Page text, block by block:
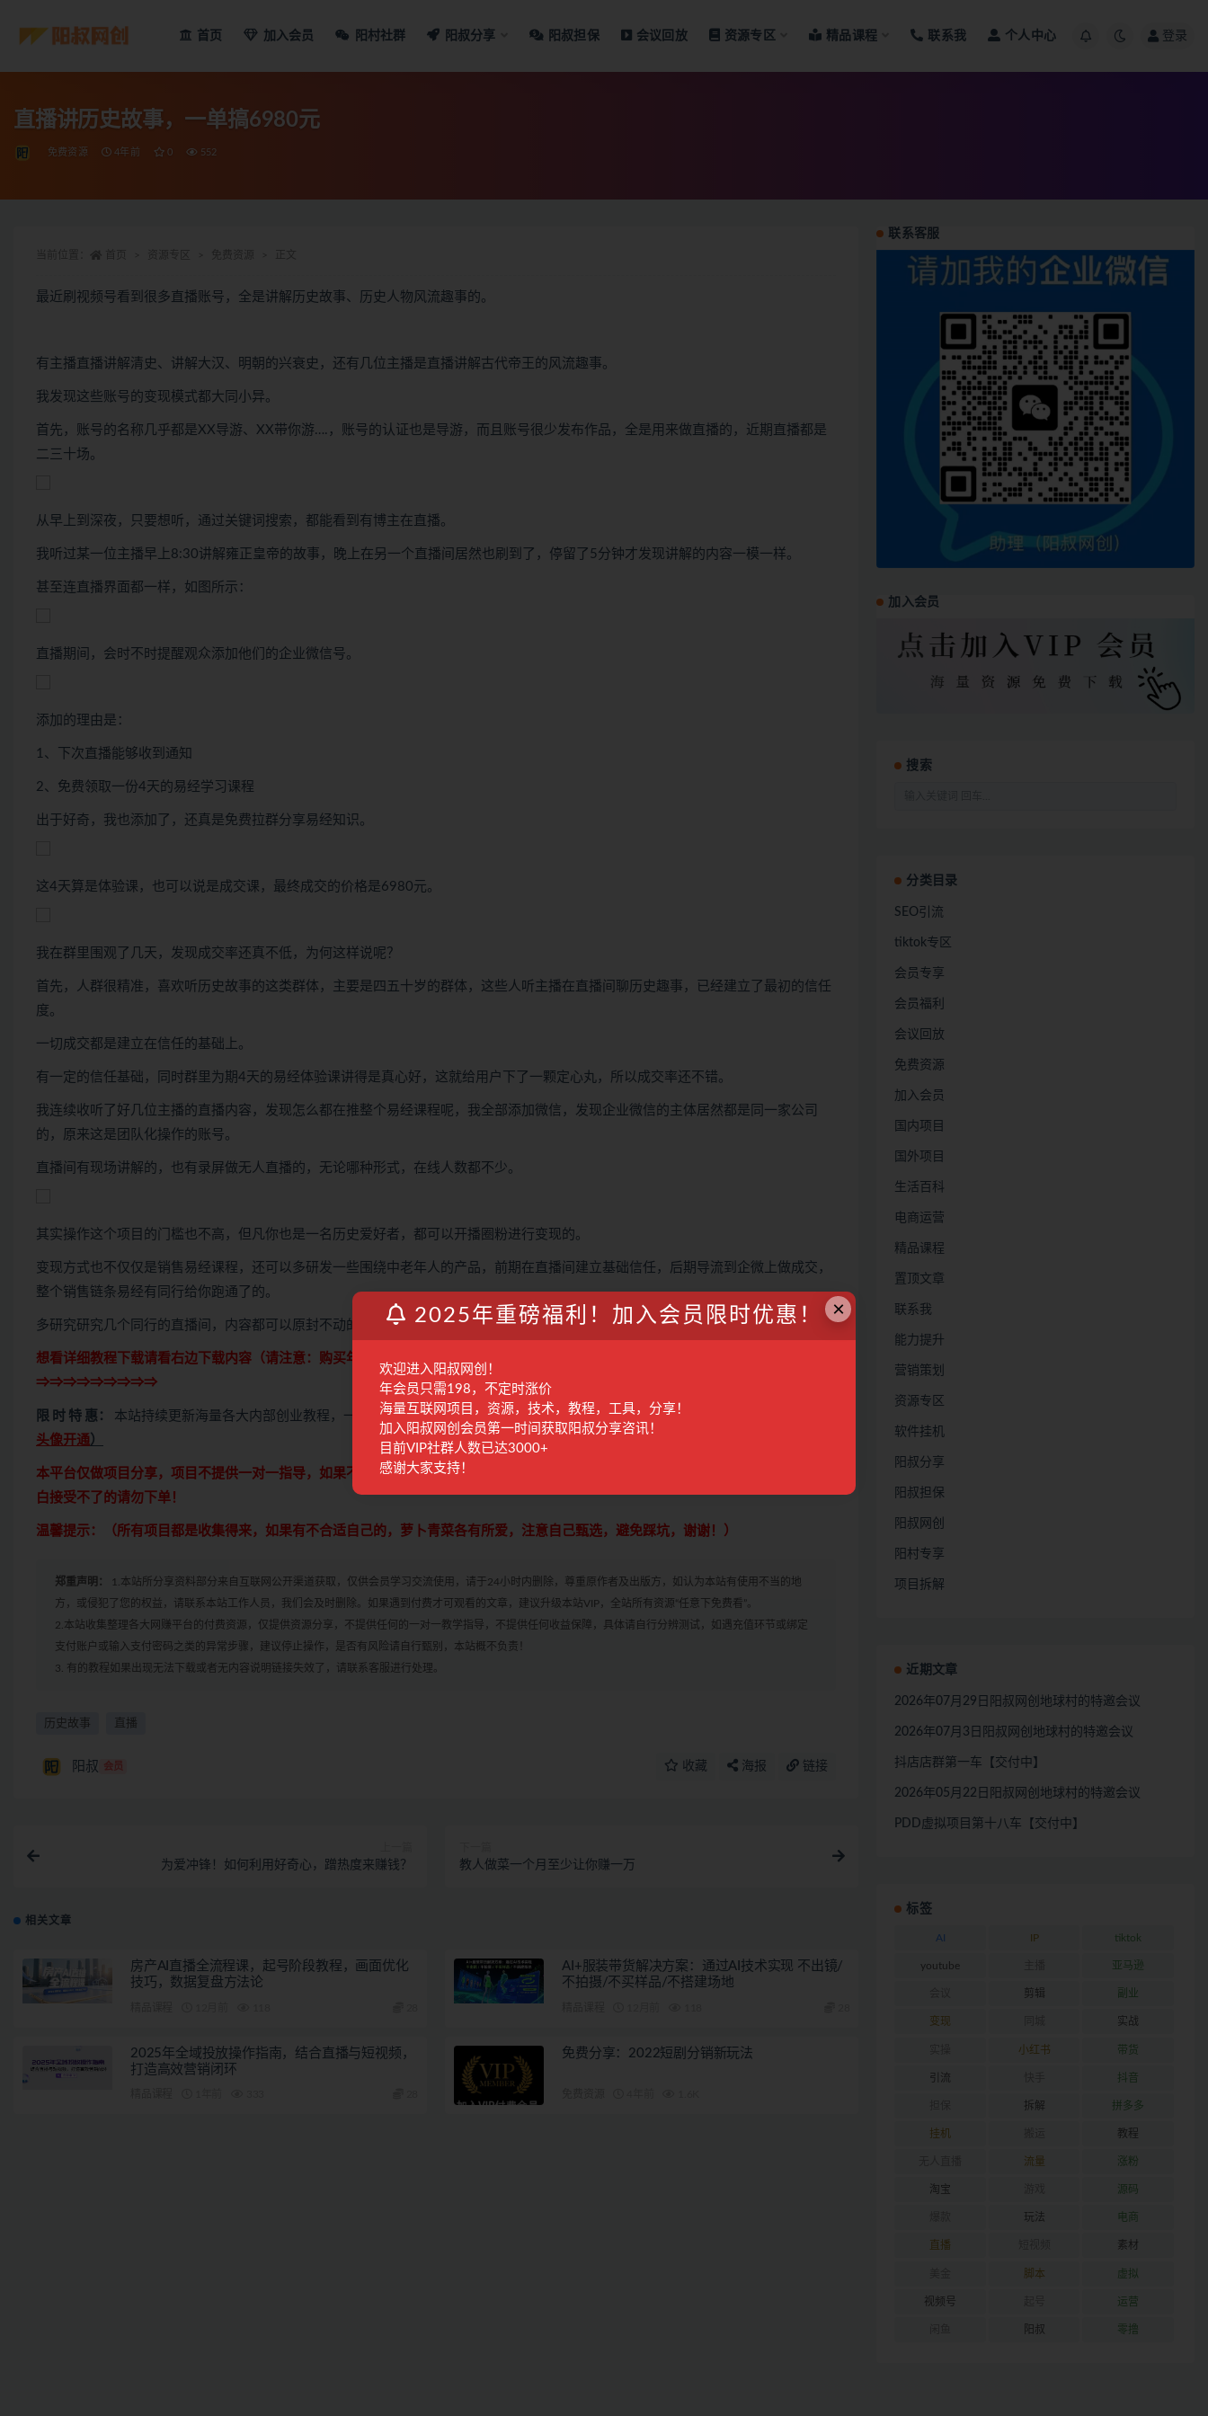
首页 加入会员 阳村社群 阳叔分享 阳叔担保 会议回放 资源专区 精品课程 联系我 个人中心 登录
直播讲历史故事，一单搞6980元
免费资源 4年前 0 552
最近刷视频号看到很多直播账号，全是讲解历史故事、历史人物风流趣事的。
有主播直播讲解清史、讲解大汉、明朝的兴衰史，还有几位主播是直播讲解古代帝王的风流趣事。
我发现这些账号的变现模式都大同小异。
首先，账号的名称几乎都是XX导游、XX带你游….，账号的认证也是导游，而且账号很少发布作品，全是用来做直播的，近期直播都是
二三十场。
从早上到深夜，只要想听，通过关键词搜索，都能看到有博主在直播。
我听过某一位主播早上8:30讲解雍正皇帝的故事，晚上在另一个直播间居然也刷到了，停留了5分钟才发现讲解的内容一模一样。
甚至连直播界面都一样，如图所示：
直播期间，会时不时提醒观众添加他们的企业微信号。
添加的理由是：
1、下次直播能够收到通知
2、免费领取一份4天的易经学习课程
出于好奇，我也添加了，还真是免费拉群分享易经知识。
这4天算是体验课，也可以说是成交课，最终成交的价格是6980元。
我在群里围观了几天，发现成交率还真不低，为何这样说呢？
首先，人群很精准，喜欢听历史故事的这类群体，主要是四五十岁的群体，这些人听主播在直播间聊历史趣事，已经建立了最初的信任
度。
一切成交都是建立在信任的基础上。
有一定的信任基础，同时群里为期4天的易经体验课讲得是真心好，这就给用户下了一颗定心丸，所以成交率还不错。
我连续收听了好几位主播的直播内容，发现怎么都在推整个易经课程呢，我全部添加微信，发现企业微信的主体居然都是同一家公司
的，原来这是团队化操作的账号。
直播间有现场讲解的，也有录屏做无人直播的，无论哪种形式，在线人数都不少。
其实操作这个项目的门槛也不高，但凡你也是一名历史爱好者，都可以开播圈粉进行变现的。
变现方式也不仅仅是销售易经课程，还可以多研发一些围绕中老年人的产品，前期在直播间建立基础信任，后期导流到企微上做成交，
整个销售链条易经有同行给你跑通了的。
多研究研究几个同行的直播间，内容都可以原封不动的抓下来，然后再用自己的话讲解出来。
想看详细教程下载请看右边下载内容（请注意： 购买年度会员和永久会员免费下载观看）⇒⇒⇒⇒⇒⇒⇒⇒⇒右边侧栏
⇒⇒⇒⇒⇒⇒⇒⇒⇒
限 时 特 惠： 本站持续更新海量各大内部创业教程，一年会员只需98元，全站资源免费下载点击查看详情 （加入会员请先注册点右上角
头像开通）
本平台仅做项目分享，项目不提供一对一指导，如果不会操作，网盘内均配备详细视频操作教程，请仔细查看网盘内教程自行研究，小
白接受不了的请勿下单！
温馨提示：（所有项目都是收集得来，如果有不合适自己的，萝卜青菜各有所爱，注意自己甄选，避免踩坑，谢谢！）
郑重声明：
1.本站所分享资料部分来自互联网公开渠道获取，仅供会员学习交流使用，请于24小时内删除，尊重原作者及出版方，如认为本站有使用不当的地
方，或侵犯了您的权益，请联系本站工作人员，我们会及时删除。如果遇到付费才可观看的文章，建议升级本站VIP，全站所有资源“任意下免费看”。
2.本站收集整理各大网赚平台的付费资源，仅提供资源分享，不提供任何的一对一教学指导，不提供任何收益保障，具体请自行分辨测试，如遇充值环节或绑定
支付账户或输入支付密码之类的异常步骤，建议停止操作，是否有风险请自行甄别，本站概不负责！
3. 有的教程如果出现无法下载或者无内容说明链接失效了，请联系客服进行处理。
历史故事 直播
阳叔 会员 收藏 海报 链接
为爱冲锋！如何利用好奇心，蹭热度来赚钱？ 教人做菜一个月至少让你赚一万
相关文章
房产AI直播全流程课，起号阶段教程，画面优化
技巧，数据复盘方法论
AI+服装带货解决方案：通过AI技术实现 不出镜/
不拍摄/不买样品/不搭建场地
2025年全域投放操作指南，结合直播与短视频，
打造高效营销闭环
免费分享：2022短剧分销新玩法
联系客服
加入会员
搜索
分类目录
SEO引流
tiktok专区
会员专享
会员福利
会议回放
免费资源
加入会员
国内项目
国外项目
生活百科
电商运营
精品课程
置顶文章
联系我
能力提升
营销策划
资源专区
软件挂机
阳叔分享
阳叔担保
阳叔网创
阳村专享
项目拆解
近期文章
2026年07月29日阳叔网创地球村的特邀会议
2026年07月3日阳叔网创地球村的特邀会议
抖店店群第一车【交付中】
2026年05月22日阳叔网创地球村的特邀会议
PDD虚拟项目第十八车【交付中】
标签
AI IP tiktok
youtube 亚马逊
剪辑 副业
变现 实战
小红书 带货
引流 抖音
拆解 拼多多
挂机 教程
流量 涨粉
淘宝 源码
玩法 电商
直播 素材
脚本 虚拟
视频号 运营
阳叔 零撸
×
2025年重磅福利！加入会员限时优惠！
欢迎进入阳叔网创！
年会员只需198，不定时涨价
海量互联网项目，资源，技术，教程，工具，分享！
加入阳叔网创会员第一时间获取阳叔分享咨讯！
目前VIP社群人数已达3000+
感谢大家支持！